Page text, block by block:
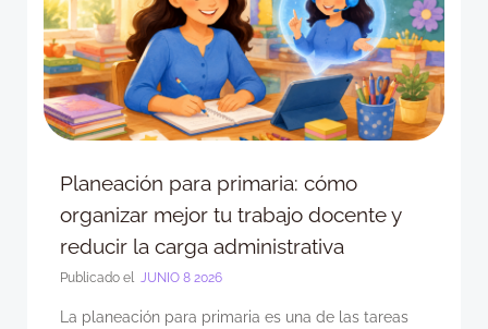
Planeación para primaria: cómo
organizar mejor tu trabajo docente y
reducir la carga administrativa
Publicado el JUNIO 8 2026
La planeación para primaria es una de las tareas